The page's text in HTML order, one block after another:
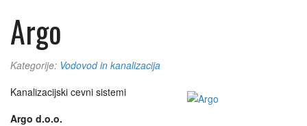
Argo
Kategorije: Vodovod in kanalizacija
Kanalizacijski cevni sistemi
Argo d.o.o.